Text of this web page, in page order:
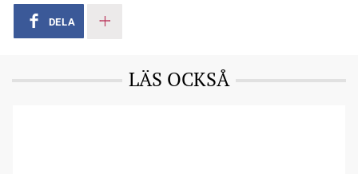
DELA
LÄS OCKSÅ